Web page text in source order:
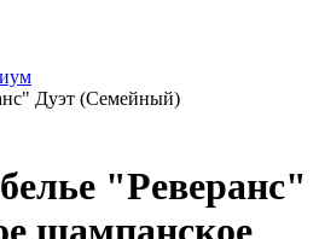
Дуэт (Семейный)
"Реверанс"